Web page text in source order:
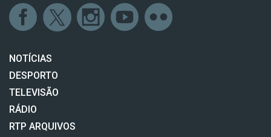
NOTÍCIAS
DESPORTO
TELEVISÃO
RÁDIO
RTP ARQUIVOS